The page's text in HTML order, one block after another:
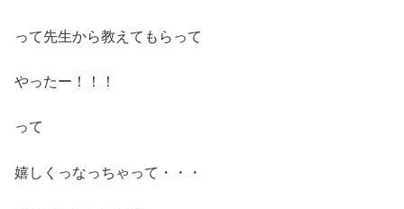
って先生から教えてもらって
やったー！！！
って
嬉しくっなっちゃって・・・